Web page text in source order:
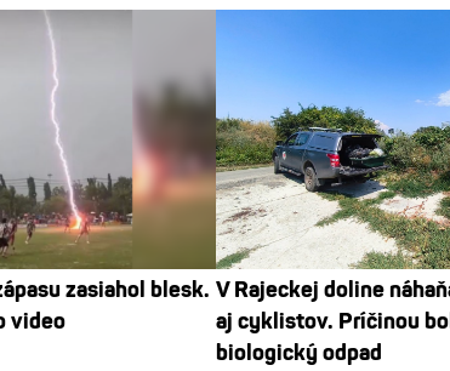
zasiahol blesk.
video
V Rajeckej doline
aj cyklistov. Príčinou
biologický odpad